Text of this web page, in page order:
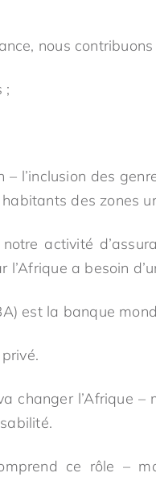
nous
;
– l’inclusion des
des zones
activité
l’Afrique a besoin
est la banque
changer l’Afrique
ce rôle –